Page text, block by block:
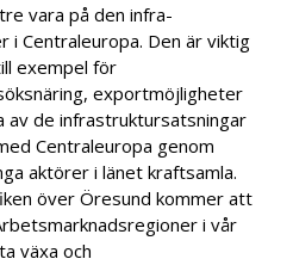
vara på den infra­
i Centraleuropa. Den är viktig
exempel för
export­möjligheter
av de infrastruktursatsningar
Centraleuropa genom
aktörer i länet kraftsamla.
över Öresund kommer att
i vår
växa och